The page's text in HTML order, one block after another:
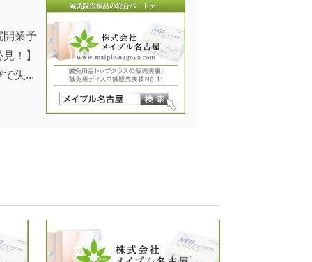
開業予
！】
で失...